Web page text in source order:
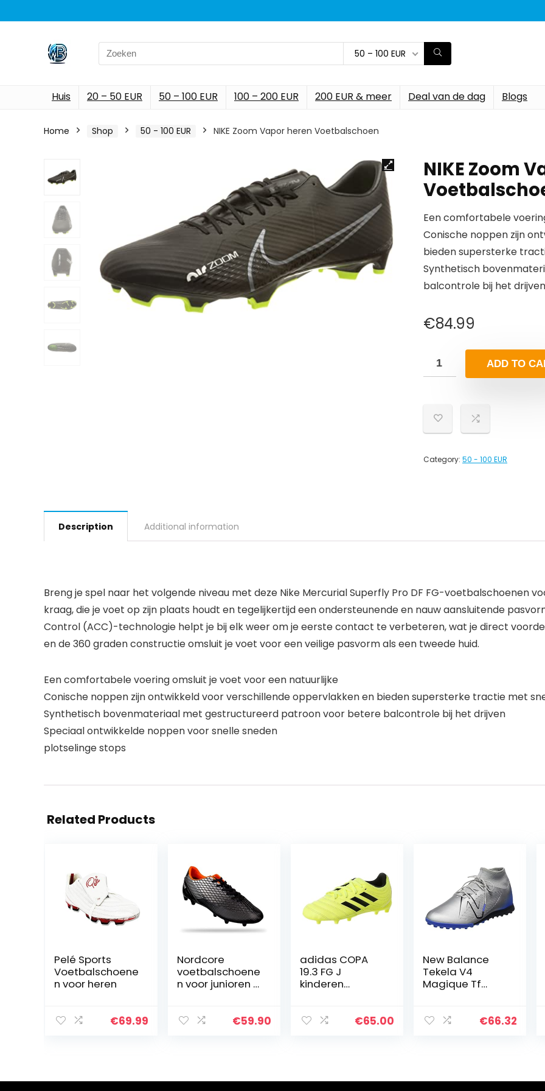
Search
for:
50 – 100 EUR
Huis 20 – 50 EUR 50 – 100 EUR 100 – 200 EUR 200 EUR & meer Deal van de dag Blogs
Home Shop 50 - 100 EUR NIKE Zoom Vapor heren Voetbalschoen
NIKE Zoom
Een comfortabele
Conische noppen zijn
bieden supersterke
Synthetisch
balcontrole bij het drijven
€84.99
ADD TO
Category: 50 - 100 EUR
Description Additional information
Breng je spel naar het volgende niveau met deze Nike Mercurial Superfly Pro DF FG-voetbalschoenen
kraag, die je voet op zijn plaats houdt en tegelijkertijd een ondersteunende en nauw aansluitende
Control (ACC)-technologie helpt je bij elk weer om je eerste contact te verbeteren, wat je direct
en de 360 graden constructie omsluit je voet voor een veilige pasvorm als een tweede huid.
Een comfortabele voering omsluit je voet voor een natuurlijke
Conische noppen zijn ontwikkeld voor verschillende oppervlakken en bieden supersterke tractie met
Synthetisch bovenmateriaal met gestructureerd patroon voor betere balcontrole bij het drijven
Speciaal ontwikkelde noppen voor snelle sneden
plotselinge stops
Related Products
Pelé Sports
Voetbalschoene
n voor heren
€69.99
Nordcore
voetbalschoene
n voor junioren –
vetersluiting –
n voor jongens
€59.90
adidas COPA
19.3 FG J
kinderen
€65.00
New Balance
Tekela V4
Magique Tf
Voetbalschoen
€66.32